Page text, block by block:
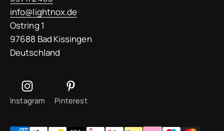
info@lightnox.de
Ostring 1
97688 Bad Kissingen
Deutschland
Instagram Pinterest